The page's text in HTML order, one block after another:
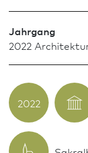
Jahrgang
2022
2022